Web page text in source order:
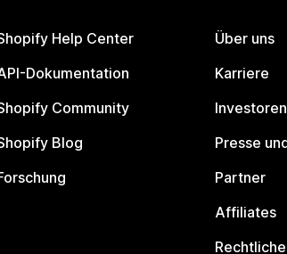
Help Center
Dokumentation
Community
Blog
Über uns
Karriere
Investoren
Presse
Partner
Affiliates